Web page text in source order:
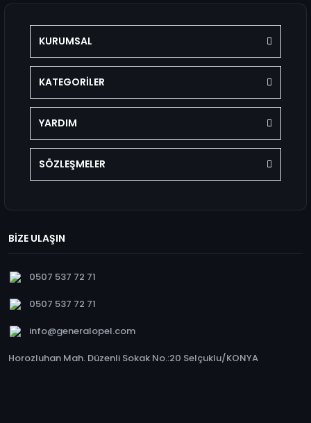
KURUMSAL
KATEGORİLER
YARDIM
SÖZLEŞMELER
BİZE ULAŞIN
0507 537 72 71
0507 537 72 71
info@generalopel.com
Horozluhan Mah. Düzenli Sokak No.:20 Selçuklu/KONYA